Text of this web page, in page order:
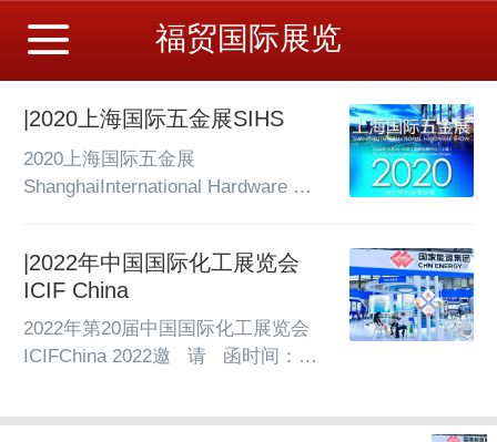
福贸国际展览
|2020上海国际五金展SIHS
2020上海国际五金展
ShanghaiInternational Hardware
国家会展中心上海NationalExhibition
a...
|2022年中国国际化工展览会
ICIF China
2022年第20届中国国际化工展览会
ICIFChina 2022邀   请   函时间：